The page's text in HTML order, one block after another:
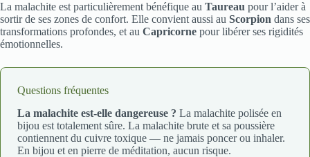
La malachite est particulièrement bénéfique au Taureau pour l’aider à
sortir de ses zones de confort. Elle convient aussi au Scorpion dans ses
transformations profondes, et au Capricorne pour libérer ses rigidités
émotionnelles.
Questions fréquentes
La malachite est-elle dangereuse ? La malachite polisée en
bijou est totalement sûre. La malachite brute et sa poussière
contiennent du cuivre toxique — ne jamais poncer ou inhaler.
En bijou et en pierre de méditation, aucun risque.